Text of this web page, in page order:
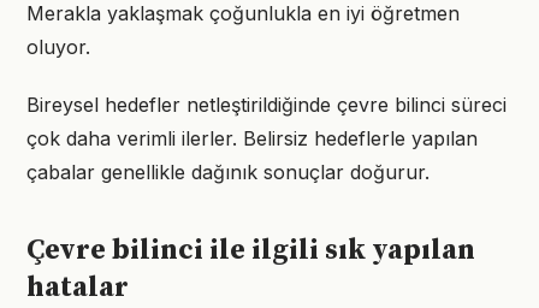
Merakla yaklaşmak çoğunlukla en iyi öğretmen
oluyor.
Bireysel hedefler netleştirildiğinde çevre bilinci süreci
çok daha verimli ilerler. Belirsiz hedeflerle yapılan
çabalar genellikle dağınık sonuçlar doğurur.
Çevre bilinci ile ilgili sık yapılan
hatalar